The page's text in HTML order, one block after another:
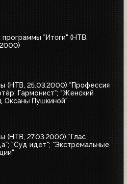
программы "Итоги" (НТВ,
(НТВ, 25.03.2000) "Профессия
Гармонист"; "Женский
Оксаны Пушкиной"
(НТВ, 27.03.2000) "Глас
"Суд идёт"; "Экстремальные